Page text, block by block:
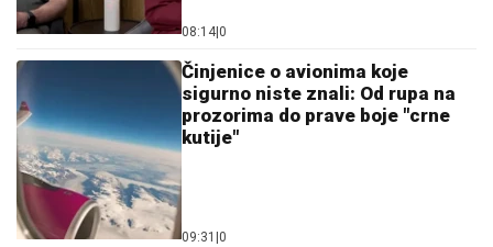
08:14 0
Činjenice o avionima koje
sigurno niste znali: Od rupa na
prozorima do prave boje "crne
kutije"
09:31 0